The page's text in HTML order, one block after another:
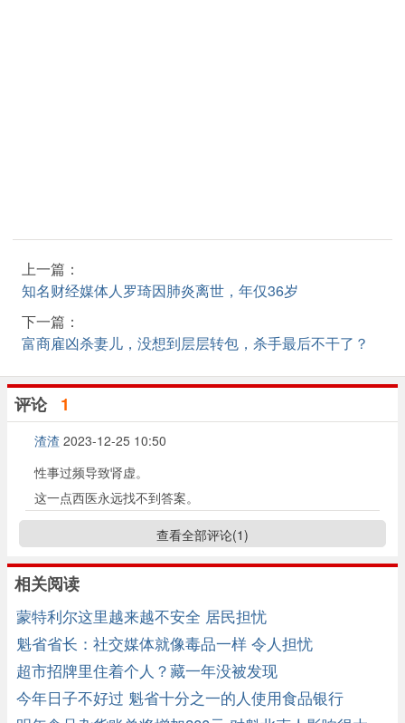
上一篇：
知名财经媒体人罗琦因肺炎离世，年仅36岁
下一篇：
富商雇凶杀妻儿，没想到层层转包，杀手最后不干了？
评论 1
渣渣 2023-12-25 10:50
性事过频导致肾虚。
这一点西医永远找不到答案。
查看全部评论(1)
相关阅读
蒙特利尔这里越来越不安全 居民担忧
魁省省长：社交媒体就像毒品一样 令人担忧
超市招牌里住着个人？藏一年没被发现
今年日子不好过 魁省十分之一的人使用食品银行